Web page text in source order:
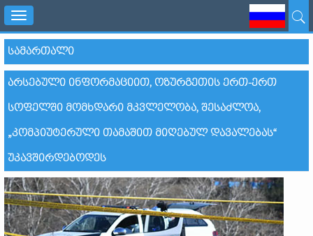
Toggle
navigation
ᲡᲐᲛᲐᲠᲗᲐᲚᲘ
ᲐᲠᲡᲔᲑᲣᲚᲘ ᲘᲜᲤᲝᲠᲛᲐᲪᲘᲘᲗ, ᲝᲖᲣᲠᲒᲔᲗᲘᲡ ᲔᲠᲗ-ᲔᲠᲗ
ᲡᲝᲤᲔᲚᲨᲘ ᲛᲝᲛᲮᲓᲐᲠᲘ ᲛᲙᲕᲚᲔᲚᲝᲑᲐ, ᲨᲔᲡᲐᲫᲚᲝᲐ,
„ᲙᲝᲛᲞᲘᲣᲢᲔᲠᲣᲚᲘ ᲗᲐᲛᲐᲨᲘᲗ ᲛᲘᲦᲔᲑᲣᲚ ᲓᲐᲕᲐᲚᲔᲑᲐᲡ“
ᲣᲙᲐᲕᲨᲘᲠᲓᲔᲑᲝᲓᲔᲡ